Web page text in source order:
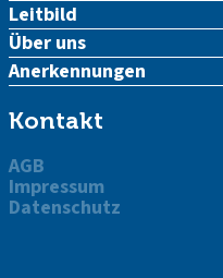
Leitbild
Über uns
Anerkennungen
Kontakt
AGB
Impressum
Datenschutz